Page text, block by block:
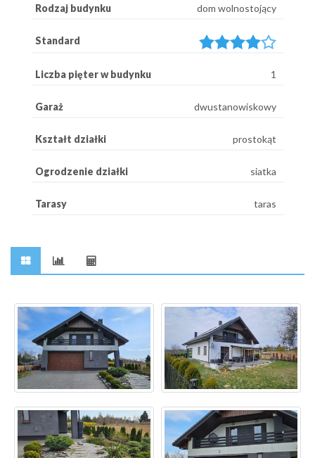
Rodzaj budynku dom wolnostojący
Standard
Liczba pięter w budynku 1
Garaż dwustanowiskowy
Kształt działki prostokąt
Ogrodzenie działki siatka
Tarasy taras